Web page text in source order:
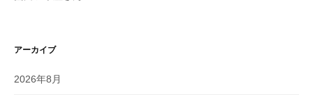
アーカイブ
2026年8月